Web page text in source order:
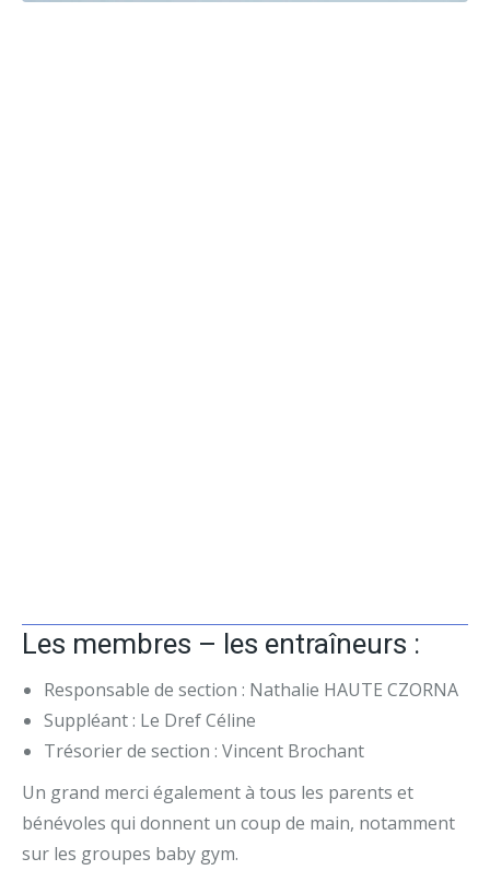
Les membres – les entraîneurs :
Responsable de section : Nathalie HAUTE CZORNA
Suppléant : Le Dref Céline
Trésorier de section : Vincent Brochant
Un grand merci également à tous les parents et
bénévoles qui donnent un coup de main, notamment
sur les groupes baby gym.